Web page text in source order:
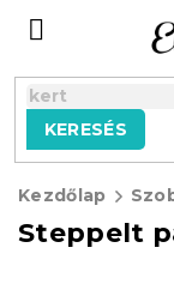
tartalomhoz
KERESÉS
Kezdőlap
Steppelt